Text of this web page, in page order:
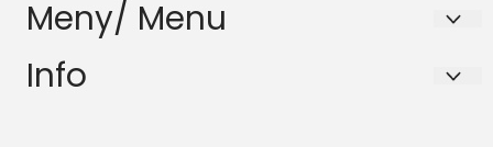
Nenset Glassverksted AS
Trommedalsvegen 223
3735 Skien
Meny/ Menu
Salgsbetingelser
Info